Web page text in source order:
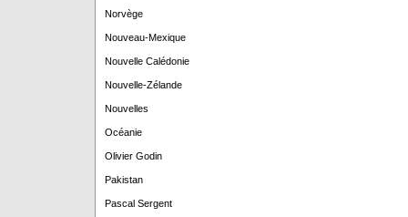
Norvège
Nouveau-Mexique
Nouvelle Calédonie
Nouvelle-Zélande
Nouvelles
Océanie
Olivier Godin
Pakistan
Pascal Sergent